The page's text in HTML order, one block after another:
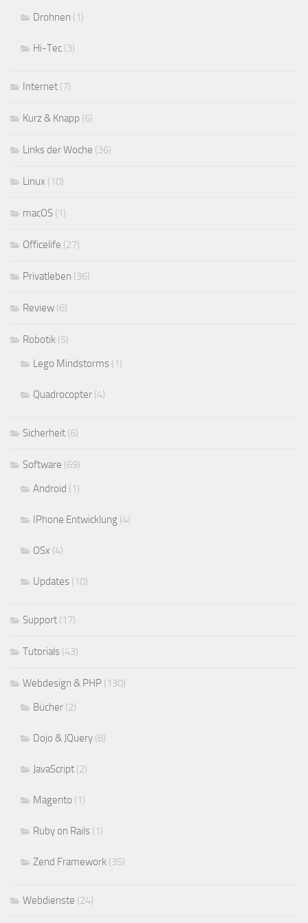
Drohnen (1)
Hi-Tec (3)
Internet (7)
Kurz & Knapp (6)
Links der Woche (36)
Linux (10)
macOS (1)
Officelife (27)
Privatleben (36)
Review (6)
Robotik (5)
Lego Mindstorms (1)
Quadrocopter (4)
Sicherheit (6)
Software (69)
Android (1)
IPhone Entwicklung (4)
OSx (4)
Updates (10)
Support (17)
Tutorials (43)
Webdesign & PHP (130)
Bücher (2)
Dojo & JQuery (8)
JavaScript (2)
Magento (1)
Ruby on Rails (1)
Zend Framework (35)
Webdienste (24)